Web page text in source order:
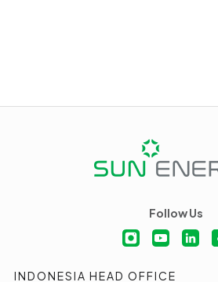
Follow Us
INDONESIA HEAD OFFICE